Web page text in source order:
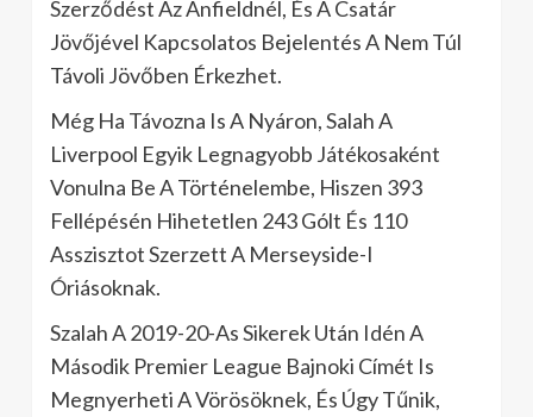
Szerződést Az Anfieldnél, És A Csatár
Jövőjével Kapcsolatos Bejelentés A Nem Túl
Távoli Jövőben Érkezhet.
Még Ha Távozna Is A Nyáron, Salah A
Liverpool Egyik Legnagyobb Játékosaként
Vonulna Be A Történelembe, Hiszen 393
Fellépésén Hihetetlen 243 Gólt És 110
Asszisztot Szerzett A Merseyside-I
Óriásoknak.
Szalah A 2019-20-As Sikerek Után Idén A
Második Premier League Bajnoki Címét Is
Megnyerheti A Vörösöknek, És Úgy Tűnik,